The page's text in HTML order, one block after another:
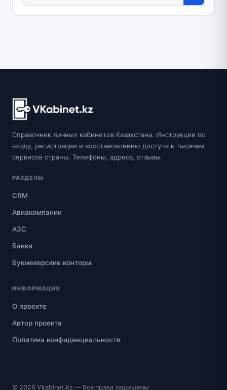
Справочник личных кабинетов Казахстана. Инструкции по
входу, регистрации и восстановлению доступа к тысячам
сервисов страны. Телефоны, адреса, отзывы.
РАЗДЕЛЫ
CRM
Авиакомпании
АЗС
Банки
Букмекерские конторы
ИНФОРМАЦИЯ
О проекте
Автор проекта
Политика конфиденциальности
© 2026 Vkabinet.kz — Все права защищены